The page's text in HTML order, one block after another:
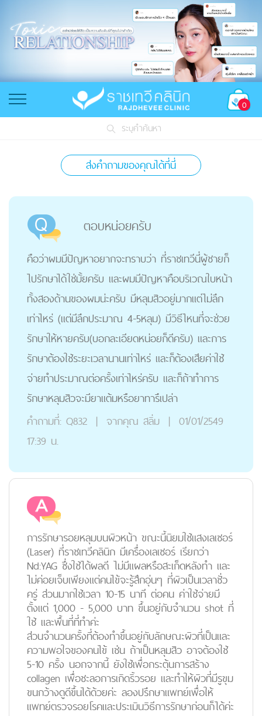
0
ระบุคำค้นหา
ส่งคำถามของคุณได้ที่นี่
ตอบหน่อยครับ
คือว่าผมมีปัญหาอยากจะทราบว่า ที่ราชเทวีนี่ผู้ชายก็
ไปรักษาได้ใช่มั้ยครับ และผมมีปัญหาคือบริเวณใบหน้า
ทั้งสองด้านของผมน่ะครับ มีหลุมสิวอยู่มากแต่ไม่ลึก
เท่าไหร่ (แต่มีลึกประมาณ 4-5หลุม) มีวิธีไหนที่จะช่วย
รักษาให้หายครับ(บอกละเอียดหน่อยก็ดีครับ) และการ
รักษาต้องใช้ระยะเวลานานเท่าไหร่ และก็ต้องเสียค่าใช้
จ่ายทำประมาณต่อครั้งเท่าไหร่ครับ และก็ถ้าทำการ
รักษาหลุมสิวจะมียาแต้มหรือยาทารึเปล่า
คำถามที่: Q832 | จากคุณ สลิ่ม | 01/01/2549
17:39 น.
การรักษารอยหลุมบนผิวหน้า ขณะนี้นิยมใช้แสงเลเซอร์
(Laser) ที่ราชเทวีคลินิก มีเครื่องเลเซอร์ เรียกว่า
Nd:YAG ซึ่งใช้ได้ผลดี ไม่มีแผลหรือสะเก็ดหลังทำ และ
ไม่ค่อยเจ็บเพียงแต่คนไข้จะรู้สึกอุ่นๆ ที่ผิวเป็นเวลาชั่ว
ครู่ ส่วนมากใช้เวลา 10-15 นาที ต่อคน ค่าใช้จ่ายมี
ตั้งแต่ 1,000 - 5,000 บาท ขึ้นอยู่กับจำนวน shot ที่
ใช้ และพื้นที่ที่ทำค่ะ
ส่วนจำนวนครั้งที่ต้องทำขึ้นอยู่กับลักษณะผิวที่เป็นและ
ความพอใจของคนไข้ เช่น ถ้าเป็นหลุมสิว อาจต้องใช้
5-10 ครั้ง นอกจากนี้ ยังใช้เพื่อกระตุ้นการสร้าง
collagen เพื่อชะลอการเกิดริ้วรอย และทำให้ผิวที่มีรูขุม
ขนกว้างดูดีขึ้นได้ด้วยค่ะ ลองปรึกษาแพทย์เพื่อให้
แพทย์ตรวจรอยโรคและประเมินวิธีการรักษาก่อนก็ได้ค่ะ